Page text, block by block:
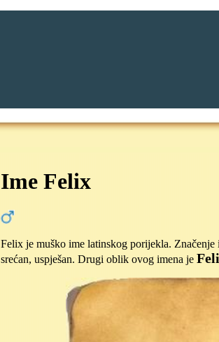
Ime Felix
Felix je muško ime latinskog porijekla.
srećan, uspješan. Drugi oblik ovog imena je